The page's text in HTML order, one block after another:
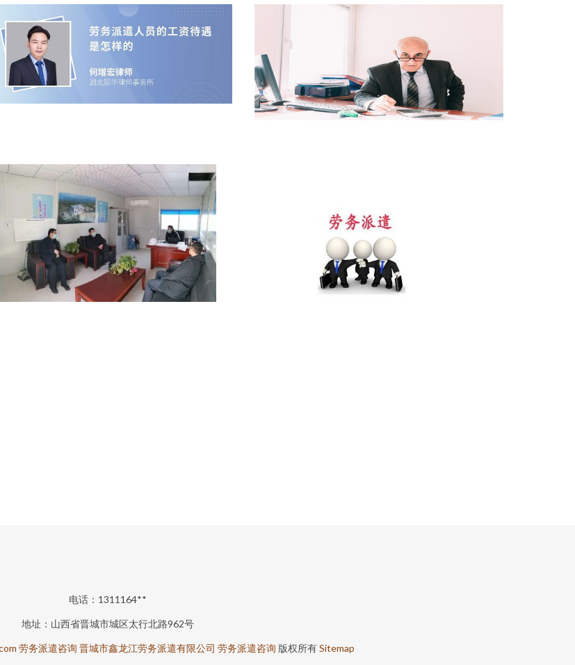
电话：1311164**
地址：山西省晋城市城区太行北路962号
劳务派遣咨询 晋城市鑫龙江劳务派遣有限公司 劳务派遣咨询 版权所有Sitemap